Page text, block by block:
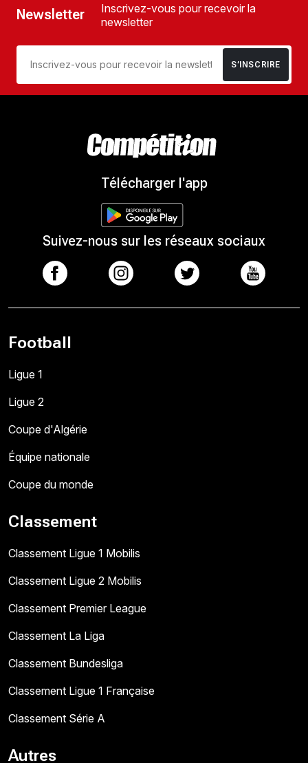
Newsletter
Inscrivez-vous pour recevoir la
newsletter
S’INSCRIRE
Télécharger l'app
Suivez-nous sur les réseaux sociaux
Football
Ligue 1
Ligue 2
Coupe d'Algérie
Équipe nationale
Coupe du monde
Classement
Classement Ligue 1 Mobilis
Classement Ligue 2 Mobilis
Classement Premier League
Classement La Liga
Classement Bundesliga
Classement Ligue 1 Française
Classement Série A
Autres